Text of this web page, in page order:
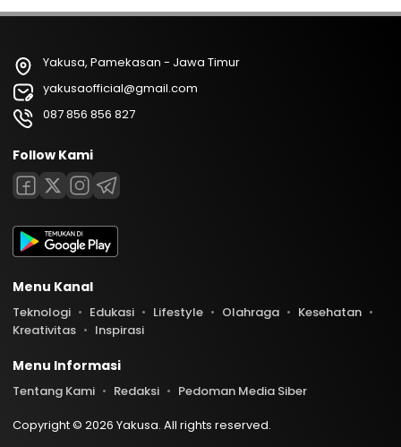
Yakusa, Pamekasan - Jawa Timur
yakusaofficial@gmail.com
087 856 856 827
Follow Kami
Menu Kanal
Teknologi Edukasi Lifestyle Olahraga
Kesehatan
Kreativitas
Inspirasi
Menu Informasi
Tentang Kami Redaksi
Pedoman Media Siber
Copyright © 2026 Yakusa. All rights reserved.